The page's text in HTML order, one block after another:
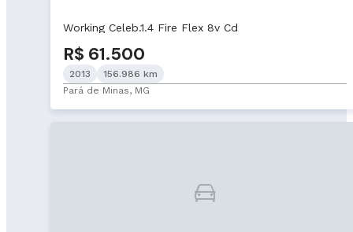
Working Celeb.1.4 Fire Flex 8v Cd
R$ 61.500
2013
156.986 km
Pará de Minas, MG